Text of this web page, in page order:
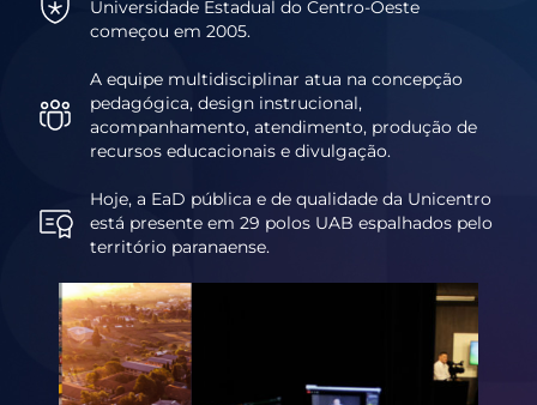
Universidade Estadual do Centro-Oeste
começou em 2005.
A equipe multidisciplinar atua na concepção
pedagógica, design instrucional,
acompanhamento, atendimento, produção de
recursos educacionais e divulgação.
Hoje, a EaD pública e de qualidade da Unicentro
está presente em 29 polos UAB espalhados pelo
território paranaense.